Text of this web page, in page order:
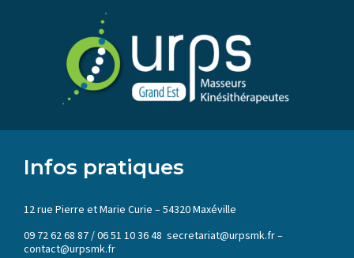
Infos pratiques
12 rue Pierre et Marie Curie – 54320 Maxéville
09 72 62 68 87 / 06 51 10 36 48 secretariat@urpsmk.fr –
contact@urpsmk.fr